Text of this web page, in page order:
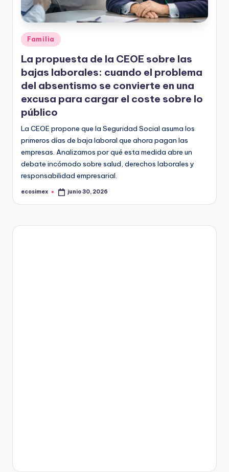
e
Publicado
en
Familia
La propuesta de la CEOE sobre las
bajas laborales: cuando el problema
del absentismo se convierte en una
excusa para cargar el coste sobre lo
público
La CEOE propone que la Seguridad Social asuma los
primeros días de baja laboral que ahora pagan las
empresas. Analizamos por qué esta medida abre un
debate incómodo sobre salud, derechos laborales y
responsabilidad empresarial.
Publicado
ecosimex junio 30, 2026